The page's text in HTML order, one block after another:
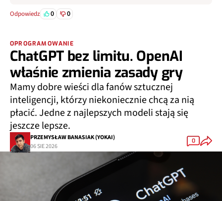
Odpowiedz 0 0
OPROGRAMOWANIE
ChatGPT bez limitu. OpenAI
właśnie zmienia zasady gry
Mamy dobre wieści dla fanów sztucznej
inteligencji, którzy niekoniecznie chcą za nią
płacić. Jedne z najlepszych modeli stają się
jeszcze lepsze.
PRZEMYSŁAW BANASIAK (YOKAI)
06 SIE 2026
0